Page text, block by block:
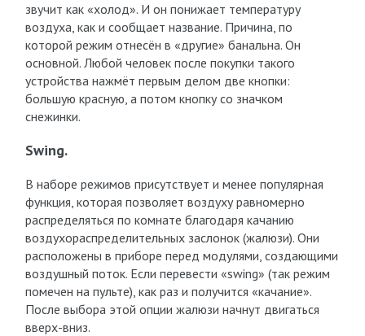
звучит как «холод». И он понижает температуру
воздуха, как и сообщает название. Причина, по
которой режим отнесён в «другие» банальна. Он
основной. Любой человек после покупки такого
устройства нажмёт первым делом две кнопки:
большую красную, а потом кнопку со значком
снежинки.
Swing.
В наборе режимов присутствует и менее популярная
функция, которая позволяет воздуху равномерно
распределяться по комнате благодаря качанию
воздухораспределительных заслонок (жалюзи). Они
расположены в приборе перед модулями, создающими
воздушный поток. Если перевести «swing» (так режим
помечен на пульте), как раз и получится «качание».
После выбора этой опции жалюзи начнут двигаться
вверх-вниз.